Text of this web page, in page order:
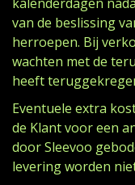
van de beslissing
herroepen. Bij
wachten met de
heeft
Eventuele extra
de Klant voor een
door Sleevoo
levering worden